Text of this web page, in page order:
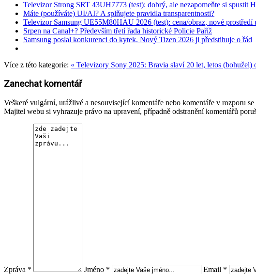
Televizor Strong SRT 43UH7773 (test): dobrý, ale nezapomeňte si spustit
Máte (používáte) UI/AI? A splňujete pravidla transparentnosti?
Televizor Samsung UE55M80HAU 2026 (test): cena/obraz, nové
Srpen na Canal+? Především třetí řada historické Policie Paříž
Samsung poslal konkurenci do kytek. Nový Tizen 2026 ji předstihuje o řád
Více z této kategorie: « Televizory Sony 2025: Bravia slaví 20 let, letos (bohužel)
Zanechat komentář
Veškeré vulgární, urážlivé a nesouvisející komentáře nebo komentáře v rozporu
Majitel webu si vyhrazuje právo na upravení, případně odstranění komentářů
Zpráva * Jméno * Email *